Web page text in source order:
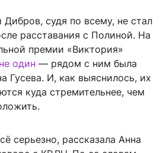
судя по всему, не стал
расставания с Полиной. На
премии «Виктория»
один — рядом с ним была
Гусева. И, как выяснилось, их
куда стремительнее, чем
серьезно, рассказала Анна